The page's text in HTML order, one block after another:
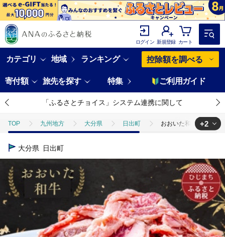
ログイン 新規登録 カート
カテゴリ 地域 ランキング 控除額を調べる
寄付額 旅先を探す 特集 ご利用ガイド
「ふるさとチョイス」システム連携に関して
TOP 九州地方 大分県 日出町 おおいた和牛 切り落
TOP
おおいた和牛 切り落とし
+2
大分県 日出町